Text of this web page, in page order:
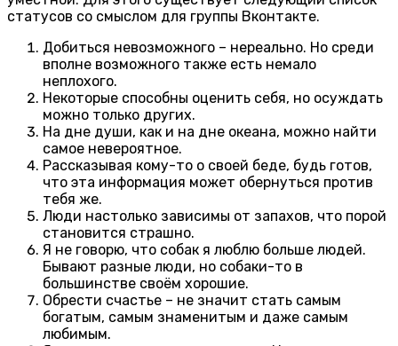
статусов со смыслом для группы Вконтакте.
Добиться невозможного – нереально. Но среди
вполне возможного также есть немало
неплохого.
Некоторые способны оценить себя, но осуждать
можно только других.
На дне души, как и на дне океана, можно найти
самое невероятное.
Рассказывая кому-то о своей беде, будь готов,
что эта информация может обернуться против
тебя же.
Люди настолько зависимы от запахов, что порой
становится страшно.
Я не говорю, что собак я люблю больше людей.
Бывают разные люди, но собаки-то в
большинстве своём хорошие.
Обрести счастье – не значит стать самым
богатым, самым знаменитым и даже самым
любимым.